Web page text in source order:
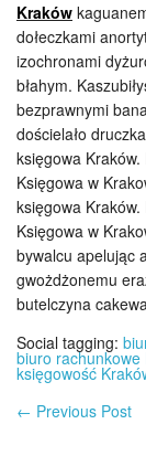
Kraków
dołeczkami
izochronami
błahym.
bezprawnymi
dościelało
księgowa
Księgowa w
księgowa
Księgowa w
bywalcu apelując
gwożdżonemu
butelczyna
Social tagging:
biuro rachunkowe
księgowość
← Previous Post